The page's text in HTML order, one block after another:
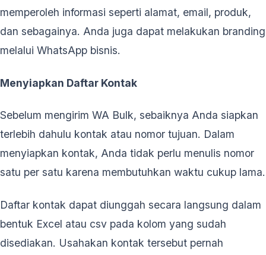
memperoleh informasi seperti alamat, email, produk,
dan sebagainya. Anda juga dapat melakukan branding
melalui WhatsApp bisnis.
Menyiapkan Daftar Kontak
Sebelum mengirim WA Bulk, sebaiknya Anda siapkan
terlebih dahulu kontak atau nomor tujuan. Dalam
menyiapkan kontak, Anda tidak perlu menulis nomor
satu per satu karena membutuhkan waktu cukup lama.
Daftar kontak dapat diunggah secara langsung dalam
bentuk Excel atau csv pada kolom yang sudah
disediakan. Usahakan kontak tersebut pernah